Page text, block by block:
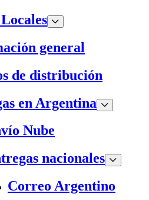
general
de distribución
en Argentina
Nube
nacionales
Correo Argentino